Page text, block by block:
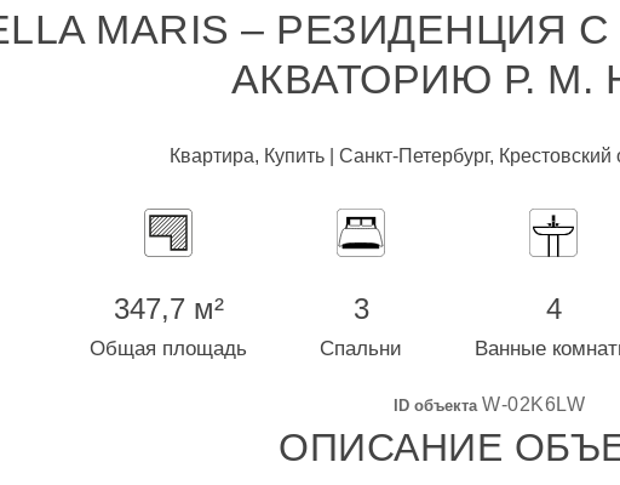
MARIS –
АКВАТОРИЮ Р. М.
Квартира, Купить | Санкт-Петербург,
347,7 м²
Общая площадь
3
Спальни
4
Ванные
ID объекта W-02K6LW
ОПИСАНИЕ